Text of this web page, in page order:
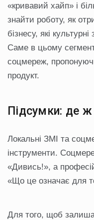
«кривавий хайп» і
знайти роботу, як
бізнесу, які
Саме в цьому
соцмереж,
продукт.
Підсумки: де
Локальні ЗМІ та
інструменти.
«Дивись!», а
«Що це означає для
Для того, щоб